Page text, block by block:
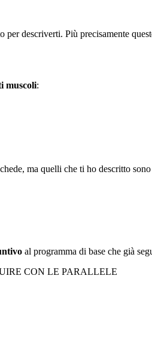
descriverti. Più precisamente
muscoli:
ma quelli che ti ho descritto
al programma di base che già
CON LE PARALLELE